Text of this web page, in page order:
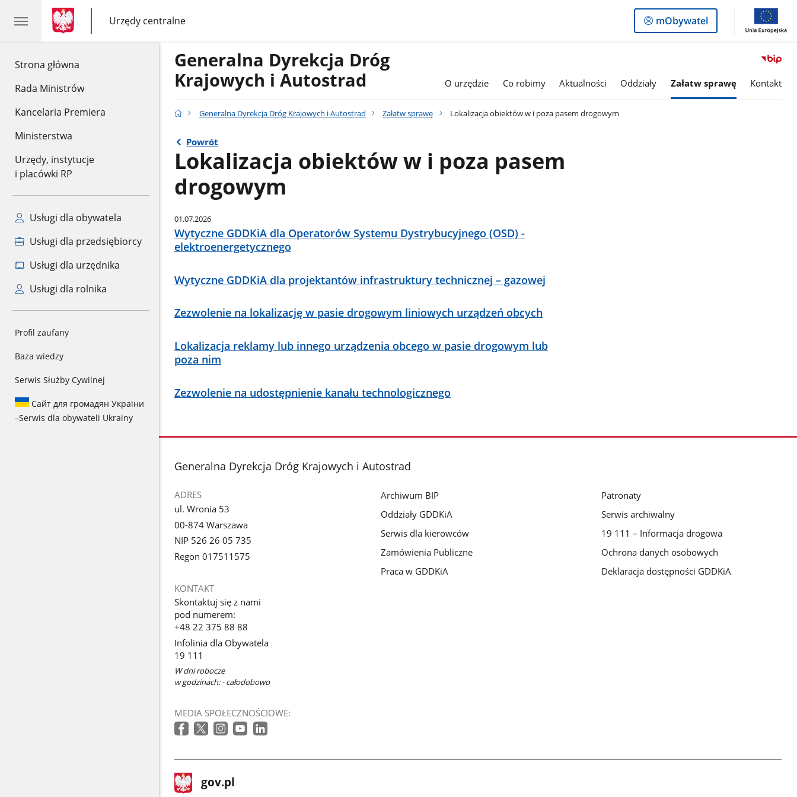
Strona główna
Rada Ministrów
Kancelaria Premiera
Ministerstwa
Urzędy, instytucje
i placówki RP
Usługi dla obywatela
Usługi dla przedsiębiorcy
Usługi dla urzędnika
Usługi dla rolnika
Profil zaufany
Baza wiedzy
Serwis Służby Cywilnej
Сайт для громадян України
–Serwis dla obywateli Ukrainy
gov.pl
gov.pl
Urzędy centralne
gov.pl
Urzędy
centralne
Logowanie
do
mObywatel
Generalna Dyrekcja Dróg
Krajowych i Autostrad
O urzędzie Co robimy Aktualności Oddziały Załatw sprawę Kontakt
Generalna Dyrekcja Dróg Krajowych i Autostrad Załatw sprawę Lokalizacja obiektów w i poza pasem drogowym
Powrót
Lokalizacja obiektów w i poza pasem
drogowym
01.07.2026
Wytyczne GDDKiA dla Operatorów Systemu Dystrybucyjnego (OSD) -
elektroenergetycznego
Wytyczne GDDKiA dla projektantów infrastruktury technicznej – gazowej
Zezwolenie na lokalizację w pasie drogowym liniowych urządzeń obcych
Lokalizacja reklamy lub innego urządzenia obcego w pasie drogowym lub
poza nim
Zezwolenie na udostępnienie kanału technologicznego
stopka
Generalna Dyrekcja Dróg Krajowych i Autostrad
ADRES
ul. Wronia 53
00-874 Warszawa
NIP 526 26 05 735
Regon 017511575
KONTAKT
Skontaktuj się z nami
pod numerem:
+48 22 375 88 88
Infolinia dla Obywatela
19 111
W dni robocze
w godzinach: - całodobowo
MEDIA SPOŁECZNOŚCIOWE:
Archiwum BIP
Oddziały GDDKiA
Serwis dla kierowców
Zamówienia Publiczne
Praca w GDDKiA
Patronaty
Serwis archiwalny
19 111 – Informacja drogowa
Ochrona danych osobowych
Deklaracja dostępności GDDKiA
stopka
gov.pl Strona
gov.pl